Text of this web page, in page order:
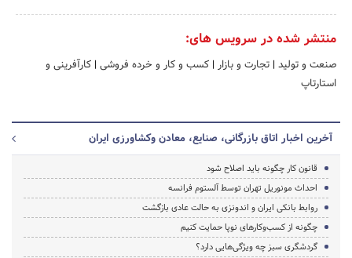
منتشر شده در سرویس های:
صنعت و تولید | تجارت و بازار | کسب و کار و خرده فروشی | کارآفرینی و
استارتاپ
آخرین اخبار اتاق بازرگانی، صنایع، معادن وکشاورزی ایران
قانون کار چگونه باید اصلاح شود
احداث مونوریل تهران توسط آلستوم فرانسه
روابط بانکی ایران و اندونزی به حالت عادی بازگشت
چگونه از کسب‌وکارهای نوپا حمایت کنیم
گردشگری سبز چه ویژگی‌هایی دارد؟